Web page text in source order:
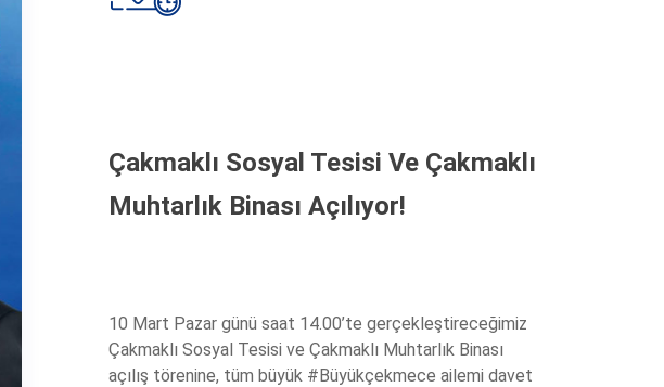
Çakmaklı Sosyal Tesisi Ve Çakmaklı
Muhtarlık Binası Açılıyor!
10 Mart Pazar günü saat 14.00’te gerçekleştireceğimiz
Çakmaklı Sosyal Tesisi ve Çakmaklı Muhtarlık Binası
açılış törenine, tüm büyük #Büyükçekmece ailemi davet